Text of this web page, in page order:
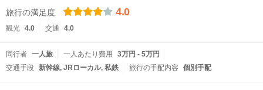
旅行の満足度 4.0
観光 4.0 交通 4.0
同行者 一人旅 一人あたり費用
3万円 - 5万円
交通手段 新幹線 JRローカル 私鉄 旅行の手配内容 個別手配